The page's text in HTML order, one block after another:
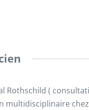
Rothschild (